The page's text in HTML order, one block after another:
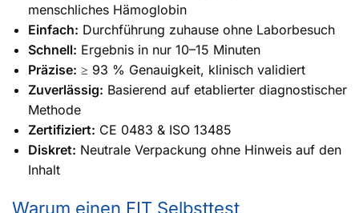
menschliches Hämoglobin
Einfach: Durchführung zuhause ohne Laborbesuch
Schnell: Ergebnis in nur 10–15 Minuten
Präzise: ≥ 93 % Genauigkeit, klinisch validiert
Zuverlässig: Basierend auf etablierter diagnostischer
Methode
Zertifiziert: CE 0483 & ISO 13485
Diskret: Neutrale Verpackung ohne Hinweis auf den
Inhalt
Warum einen FIT Selbsttest